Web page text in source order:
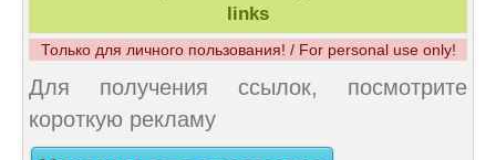
links
Только для личного пользования! / For personal use only!
Для получения ссылок, посмотрите
короткую рекламу